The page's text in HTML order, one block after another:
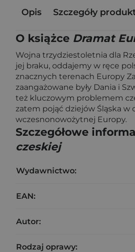
Opis Szczegóły
O książce Dramat
Wojna trzydziestoletnia dla
jej braku, oddajemy w ręce
znacznych terenach Europy
zaangażowane były Dania i
też kluczowym problemem
zatem pojąć dziejów Śląska
wczesnonowożytnej Europy.
Szczegółowe
czeskiej
Wydawnictwo:
EAN:
Autor:
Rodzaj oprawy: